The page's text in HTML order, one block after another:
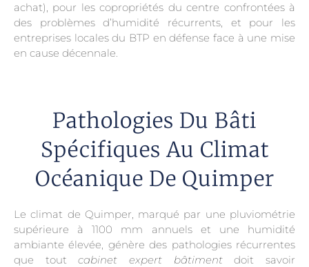
achat), pour les copropriétés du centre confrontées à
des problèmes d’humidité récurrents, et pour les
entreprises locales du BTP en défense face à une mise
en cause décennale.
Pathologies Du Bâti
Spécifiques Au Climat
Océanique De Quimper
Le climat de Quimper, marqué par une pluviométrie
supérieure à 1100 mm annuels et une humidité
ambiante élevée, génère des pathologies récurrentes
que toutcabinet expert bâtimentdoit savoir